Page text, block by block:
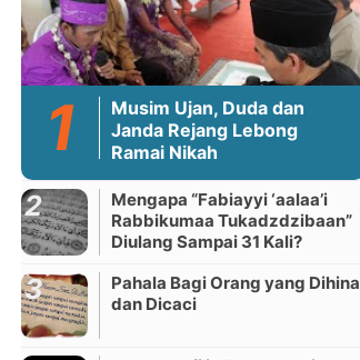
Musim Ujan, Duda dan
Janda Rejang Lebong
Ramai Nikah
Mengapa “Fabiayyi ‘aalaa’i
Rabbikumaa Tukadzdzibaan”
Diulang Sampai 31 Kali?
Pahala Bagi Orang yang Dihina
dan Dicaci